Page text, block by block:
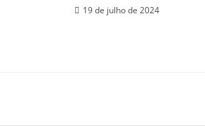
19 de julho de 2024